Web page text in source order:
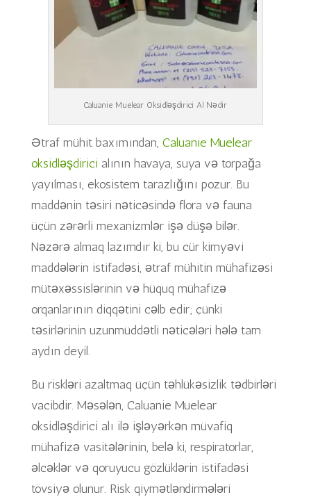
Caluanie Muelear Oksidləşdirici Al Nədir
Ətraf mühit baxımından, Caluanie Muelear
oksidləşdirici alının havaya, suya və torpağa
yayılması, ekosistem tarazlığını pozur. Bu
maddənin təsiri nəticəsində flora və fauna
üçün zərərli mexanizmlər işə düşə bilər.
Nəzərə almaq lazımdır ki, bu cür kimyəvi
maddələrin istifadəsi, ətraf mühitin mühafizəsi
mütəxəssislərinin və hüquq mühafizə
orqanlarının diqqətini cəlb edir; çünki
təsirlərinin uzunmüddətli nəticələri hələ tam
aydın deyil.
Bu riskləri azaltmaq üçün təhlükəsizlik tədbirləri
vacibdir. Məsələn, Caluanie Muelear
oksidləşdirici alı ilə işləyərkən müvafiq
mühafizə vasitələrinin, belə ki, respiratorlar,
əlcəklər və qoruyucu gözlüklərin istifadəsi
tövsiyə olunur. Risk qiymətləndirmələri